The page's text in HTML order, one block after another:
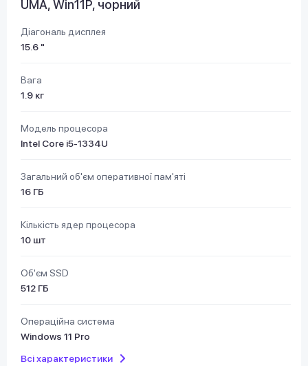
UMA, Win11P, чорний
Діагональ дисплея
15.6 "
Вага
1.9 кг
Модель процесора
Intel Core i5-1334U
Загальний об'єм оперативної пам'яті
16 ГБ
Кількість ядер процесора
10 шт
Об'єм SSD
512 ГБ
Операційна система
Windows 11 Pro
Всі характеристики